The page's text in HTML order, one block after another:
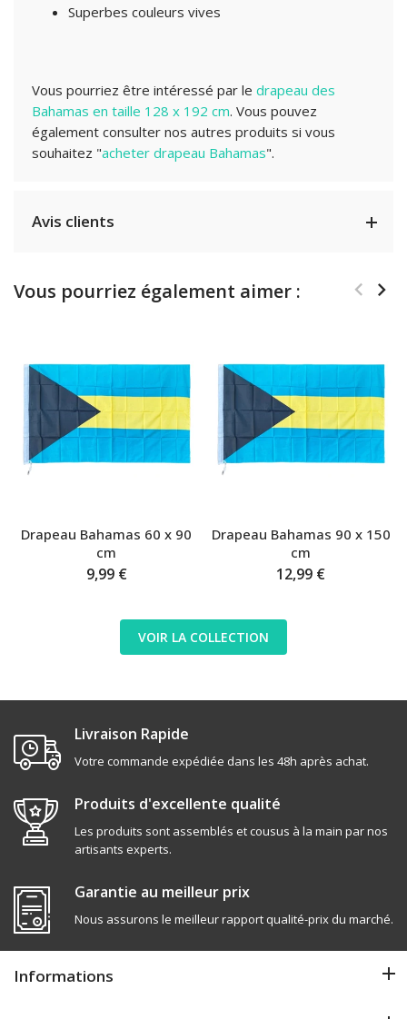
Superbes couleurs vives
Vous pourriez être intéressé par le drapeau des
Bahamas en taille 128 x 192 cm. Vous pouvez
également consulter nos autres produits si vous
souhaitez "acheter drapeau Bahamas".
Avis clients
Vous pourriez également aimer :
Drapeau Bahamas 60 x 90
cm
9,99 €
Drapeau Bahamas 90 x 150
cm
12,99 €
VOIR LA COLLECTION
Livraison Rapide
Votre commande expédiée dans les 48h après achat.
Produits d'excellente qualité
Les produits sont assemblés et cousus à la main par nos
artisants experts.
Garantie au meilleur prix
Nous assurons le meilleur rapport qualité-prix du marché.
Informations